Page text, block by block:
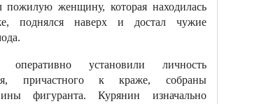
пожилую женщину, которая находилась
поднялся наверх и достал чужие
оперативно установили личность
причастного к краже, собраны
вины фигуранта. Курянин изначально